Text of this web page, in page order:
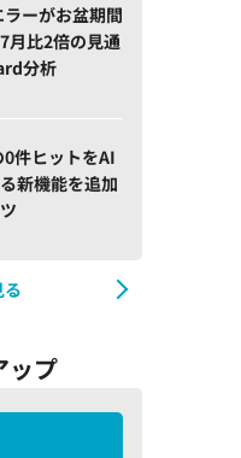
ラーがお盆期間
月比2倍の見通
分析
0件ヒットをAI
新機能を追加
ップ